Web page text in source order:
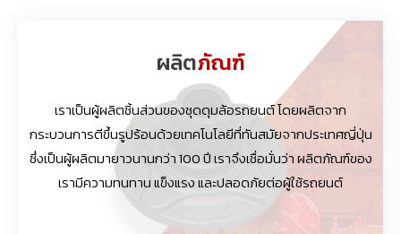
ผลิตภัณฑ์
เราเป็นผู้ผลิตชิ้นส่วนของชุดดุมล้อรถยนต์ โดยผลิตจาก
กระบวนการตีขึ้นรูปร้อนด้วยเทคโนโลยีที่ทันสมัยจากประเทศญี่ปุ่น
ซึ่งเป็นผู้ผลิตมายาวนานกว่า 100 ปี เราจึงเชื่อมั่นว่า ผลิตภัณฑ์ของ
เรามีความทนทาน แข็งแรง และปลอดภัยต่อผู้ใช้รถยนต์